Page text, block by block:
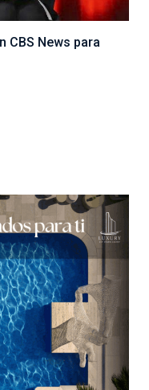
CBS News para